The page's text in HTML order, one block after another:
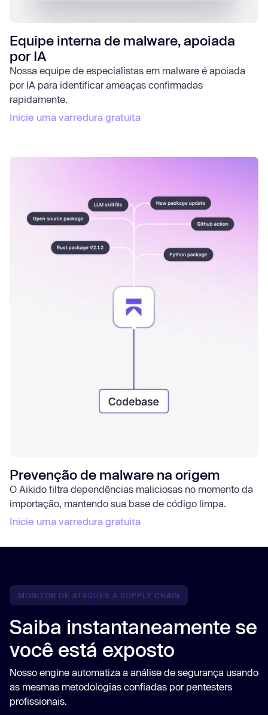
Equipe interna de malware, apoiada
por IA
Nossa equipe de especialistas em malware é apoiada
por IA para identificar ameaças confirmadas
rapidamente.
Inicie uma varredura gratuita
Prevenção de malware na origem
O Aikido filtra dependências maliciosas no momento da
importação, mantendo sua base de código limpa.
Inicie uma varredura gratuita
MONITOR DE ATAQUES À SUPPLY CHAIN
Saiba instantaneamente se
você está exposto
Nosso engine automatiza a análise de segurança usando
as mesmas metodologias confiadas por pentesters
profissionais.